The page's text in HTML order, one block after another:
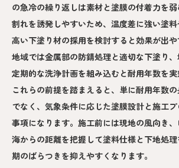
の急冷の繰り返しは素材と塗膜の付着力を
割れを誘発しやすいため、温度差に強い塗
高い下塗り材の採用を検討すると効果が出
地域では金属部の防錆処理と適切な下塗り
定期的な洗浄計画を組み込むと耐用年数を実
これらの前提を踏まえると、単に耐用年数
でなく、気象条件に応じた塗膜設計と施工
事項になります。施工前には現地の風向き、
海からの距離を把握して塗料仕様と下地処
期のばらつきを抑えやすくなります。